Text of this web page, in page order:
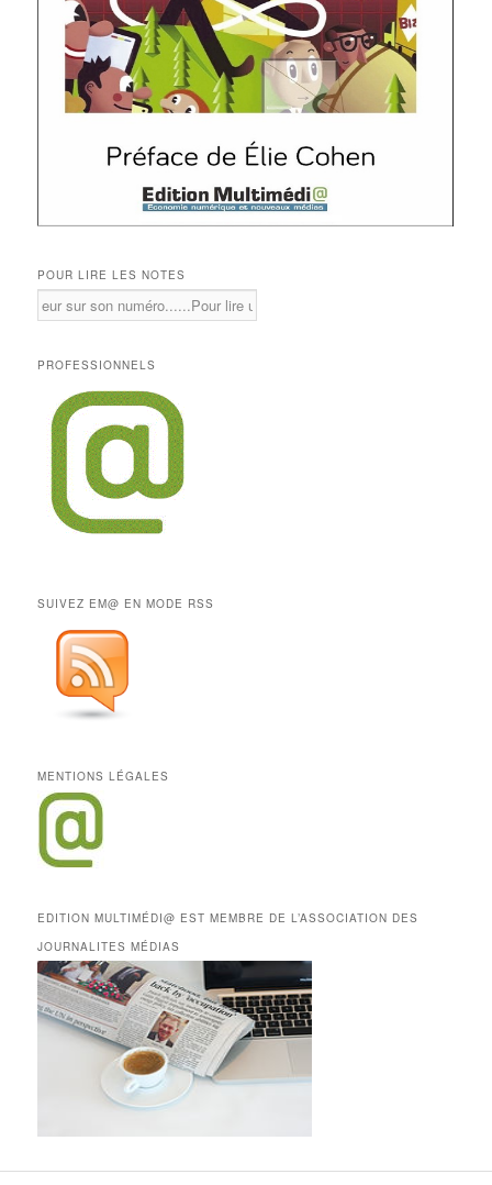
POUR LIRE LES NOTES
PROFESSIONNELS
SUIVEZ EM@ EN MODE RSS
MENTIONS LÉGALES
EDITION MULTIMÉDI@ EST MEMBRE DE L’ASSOCIATION DES
JOURNALITES MÉDIAS